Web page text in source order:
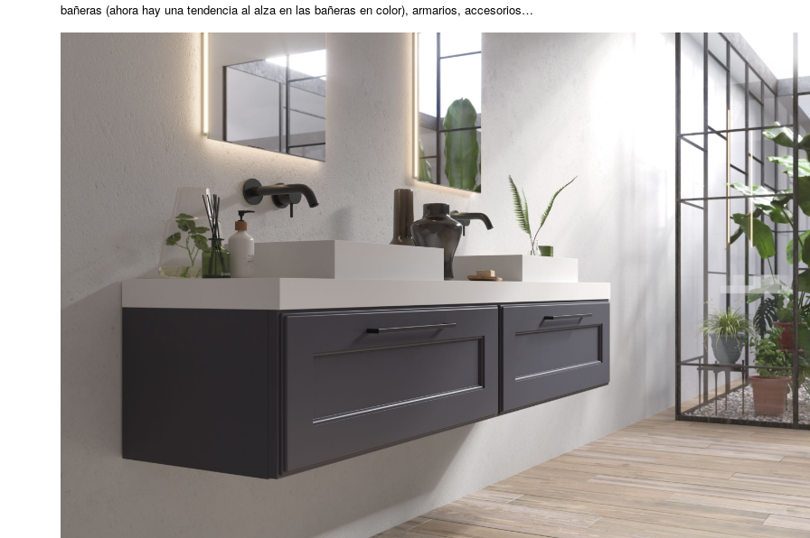
bañeras (ahora hay una tendencia al alza en las bañeras en color), armarios, accesorios…